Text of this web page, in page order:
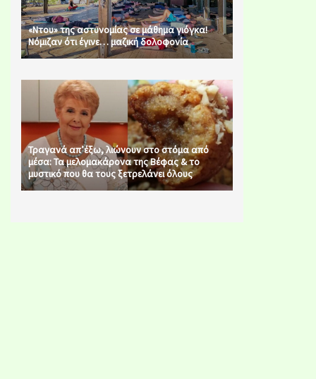
«Ντου» της αστυνομίας σε μάθημα γιόγκα!
Νόμιζαν ότι έγινε… μαζική δολοφονία
Τραγανά απ’έξω, λιώνουν στο στόμα από
μέσα: Τα μελομακάρονα της Βέφας & το
μυστικό που θα τους ξετρελάνει όλους